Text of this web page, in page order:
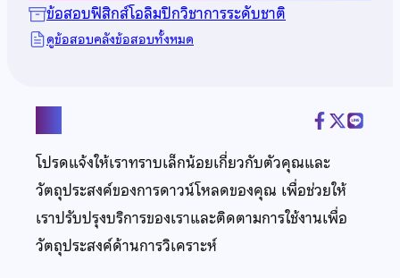
ข้อสอบฟิสิกส์โอลิมปิกวิชาการระดับชาติ
ดูข้อสอบคลังข้อสอบทั้งหมด
โปรดแจ้งให้เราทราบเล็กน้อยเกี่ยวกับตัวคุณและ
วัตถุประสงค์ของการดาวน์โหลดของคุณ เพื่อช่วยให้
เราปรับปรุงบริการของเราและติดตามการใช้งานเพื่อ
วัตถุประสงค์ด้านการวิเคราะห์